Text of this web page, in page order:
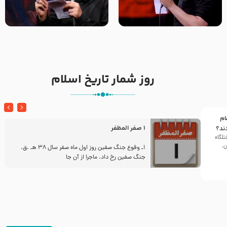
تک ، عبّاس، صاحب دل‌هاست –
حاج حنیف طاهری – عزاداری شب
من غلام نوکراتم من عاشق
کربلاتم – شور زمینه – شب هفتم
روز شمار تاریخ اسلام
1 صفر المظفر
1ـ وقوع جنگ صفین روز اول ماه صفر سال 38 هـ .ق.
جنگ صفین رخ داد. ماجرا از آن جا